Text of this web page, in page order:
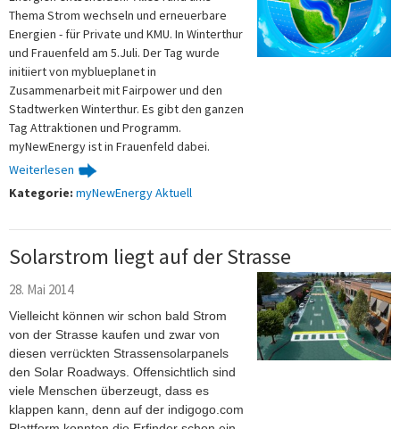
Thema Strom wechseln und erneuerbare
Energien - für Private und KMU. In Winterthur
und Frauenfeld am 5.Juli. Der Tag wurde
initiiert von myblueplanet in
Zusammenarbeit mit Fairpower und den
Stadtwerken Winterthur. Es gibt den ganzen
Tag Attraktionen und Programm.
myNewEnergy ist in Frauenfeld dabei.
Weiterlesen
Kategorie: myNewEnergy Aktuell
Solarstrom liegt auf der Strasse
28. Mai 2014
Vielleicht können wir schon bald Strom
von der Strasse kaufen und zwar von
diesen verrückten Strassensolarpanels
den Solar Roadways. Offensichtlich sind
viele Menschen überzeugt, dass es
klappen kann, denn auf der indigogo.com